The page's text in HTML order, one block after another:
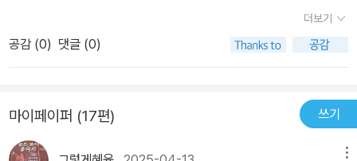
가 차우진의 글)적어도 태도에 있어서, 빔 벤더스는 모범적이다. 그는
여행자로서의 시선을 거부하고 또 부정한다. 눈에 보이는 풍경을 낭
만적인 배경으로 전락시키지 않기 위해 고군분투한다. 단지 찍은 사
가도 그만인 것들을 기어코 붙잡아 질문하고 얘기 듣고 또 기록하는
성실함이다. 바로 그 점이 마음을 쿡, 찌른다. 사진만 봐서는 짐작도
못했을 풍경의 역사와 이야기가 사진 옆에, 앞에, 뒤에 정돈된 문장으
었고,사진 사이사이의 시간 동안 일어났을 시간의 흐름은 독자의 상
상력으로 채워져 끊기지 않는 '흐름'으로서 지각 속에 자리 잡았다. 부
습을 담기도 하며,인물이 아닌 풍경과 피사체의 모습을 담기도 한다.
때로는 흑백으로 때로는 천연색으로 그 이미지들을 변주하며능숙하
게 멈춰져 있는 순간을 다룬다..그리고 Einmal.. 이라 읖조리며 그 시
더보기
공감 (0) 댓글 (0)
마이페이퍼 (17편) 쓰기